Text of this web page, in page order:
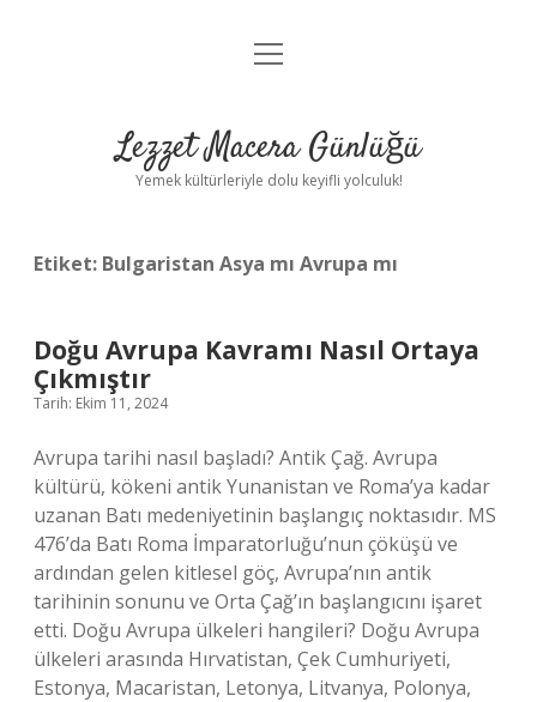
Anasayfa
Yasal Uyarı
menüyü
Lezzet Macera Günlüğü
Yemek kültürleriyle dolu keyifli yolculuk!
Etiket: Bulgaristan Asya mı Avrupa mı
Doğu Avrupa Kavramı Nasıl Ortaya
Çıkmıştır
Tarih: Ekim 11, 2024
Avrupa tarihi nasıl başladı? Antik Çağ. Avrupa
kültürü, kökeni antik Yunanistan ve Roma’ya kadar
uzanan Batı medeniyetinin başlangıç ​​noktasıdır. MS
476’da Batı Roma İmparatorluğu’nun çöküşü ve
ardından gelen kitlesel göç, Avrupa’nın antik
tarihinin sonunu ve Orta Çağ’ın başlangıcını işaret
etti. Doğu Avrupa ülkeleri hangileri? Doğu Avrupa
ülkeleri arasında Hırvatistan, Çek Cumhuriyeti,
Estonya, Macaristan, Letonya, Litvanya, Polonya,